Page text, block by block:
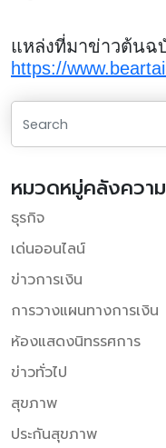
แหล่งที่มาข่าวต้นฉ
https://
หมวดหมู่คลังควา
ธุรกิจ
เด่นออนไลน์
ข่าวการเงิน
การวางแผนทางการเงิน
ห้องแสดงนิทรรศการ
ข่าวทั่วไป
สุขภาพ
ประกันสุขภาพ